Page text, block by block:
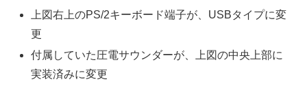
上図右上のPS/2キーボード端子が、USBタイプに変
更
付属していた圧電サウンダーが、上図の中央上部に
実装済みに変更